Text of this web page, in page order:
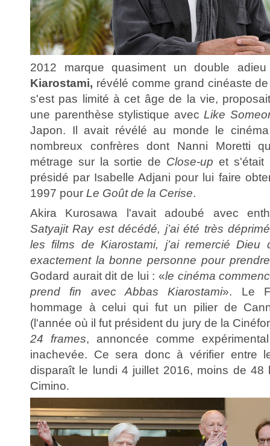
2012 marque quasiment un double
Kiarostami, révélé comme grand cinéaste
s'est pas limité à cet âge de la vie,
une parenthèse stylistique avecLike
Japon. Il avait révélé au monde le
nombreux confrères dont Nanni Moretti
métrage sur la sortie de Close-up et s'était
présidé par Isabelle Adjani pour lui faire
1997 pour Le Goût de la Cerise.
Akira Kurosawa l'avait adoubé avec
Satyajit Ray est décédé, j’ai été très
les films de Kiarostami, j’ai remercié
exactement la bonne personne pour
Godard aurait dit de lui : «le cinéma
prend fin avec Abbas Kiarostami». Le
hommage à celui qui fut un pilier de
(l'année où il fut président du jury de la
24 frames, annoncée comme
inachevée. Ce sera donc à vérifier
disparaît le lundi 4 juillet 2016, moins de 48
Cimino.